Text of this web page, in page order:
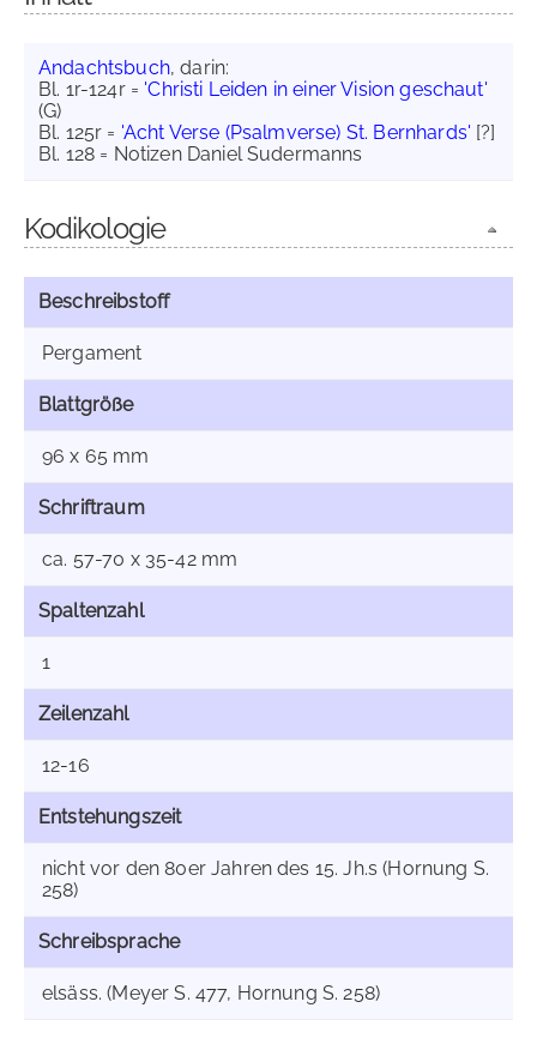
Andachtsbuch, darin:
Bl. 1r-124r = 'Christi Leiden in einer Vision geschaut'
(G)
Bl. 125r = 'Acht Verse (Psalmverse) St. Bernhards' [?]
Bl. 128 = Notizen Daniel Sudermanns
Kodikologie
Beschreibstoff
Pergament
Blattgröße
96 x 65 mm
Schriftraum
ca. 57-70 x 35-42 mm
Spaltenzahl
1
Zeilenzahl
12-16
Entstehungszeit
nicht vor den 80er Jahren des 15. Jh.s (Hornung S.
258)
Schreibsprache
elsäss. (Meyer S. 477, Hornung S. 258)